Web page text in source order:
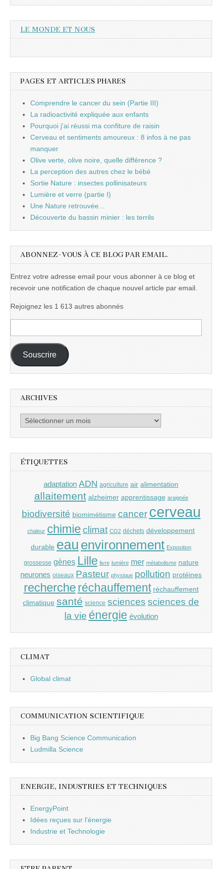
LE MONDE ET NOUS
PAGES ET ARTICLES PHARES
Comprendre le cancer du sein (Partie III)
La radioactivité expliquée aux enfants
Pourquoi j'ai réussi ma confiture de raisin
Cerveau et sentiments amoureux : 8 infos à ne pas
manquer
Olive verte, olive noire, quelle différence ?
La perception des autres chez le bébé
Sortie Nature : insectes pollinisateurs
Lumière et verre (partie I)
Une Nature retrouvée...
Découverte du bassin minier : les terrils
ABONNEZ-VOUS À CE BLOG PAR EMAIL.
Entrez votre adresse email pour vous abonner à ce blog et
recevoir une notification de chaque nouvel article par email.
Rejoignez les 1 613 autres abonnés
e-
mail :
Souscrire
ARCHIVES
Archives
ÉTIQUETTES
adaptation ADN agriculture air alimentation
allaitement alzheimer apprentissage araignée
biodiversité biomimétisme cancer cerveau
chaleur chimieclimat CO2 déchets développement
durable eau environnement Exposition
grossesse gènes Lille livre lumière mer métabolisme nature
neurones oiseaux Pasteur physique pollution protéines
recherche réchauffement réchauffement
climatique santé science sciences sciences de
la vie énergie évolution
CLIMAT
Global climat
COMMUNICATION SCIENTIFIQUE
Big Bang Science Communication
Ludmilla Science
ENERGIE, INDUSTRIES ET TECHNIQUES
EnergyPoint
Idées reçues sur l'énergie
Industrie et Technologie